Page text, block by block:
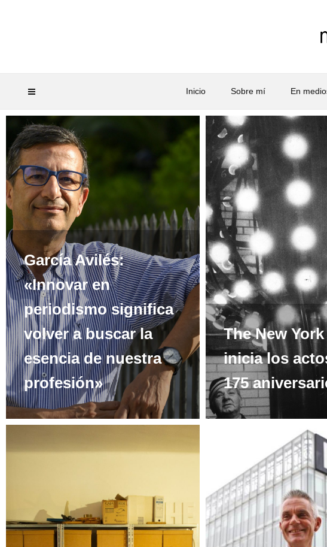
Inicio Sobre mí En
García Avilés:
«Innovar en
periodismo significa
volver a buscar la
esencia de nuestra
profesión»
The New
inicia los
175